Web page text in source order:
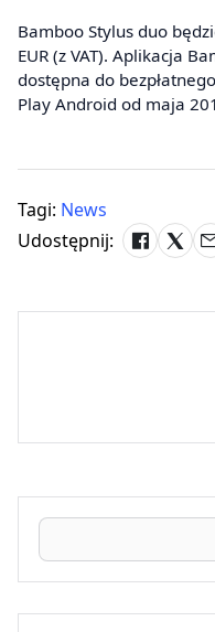
Bamboo Stylus duo
EUR (z VAT). Aplikacja
dostępna do
Play Android od maja
Tagi: News
Udostępnij: